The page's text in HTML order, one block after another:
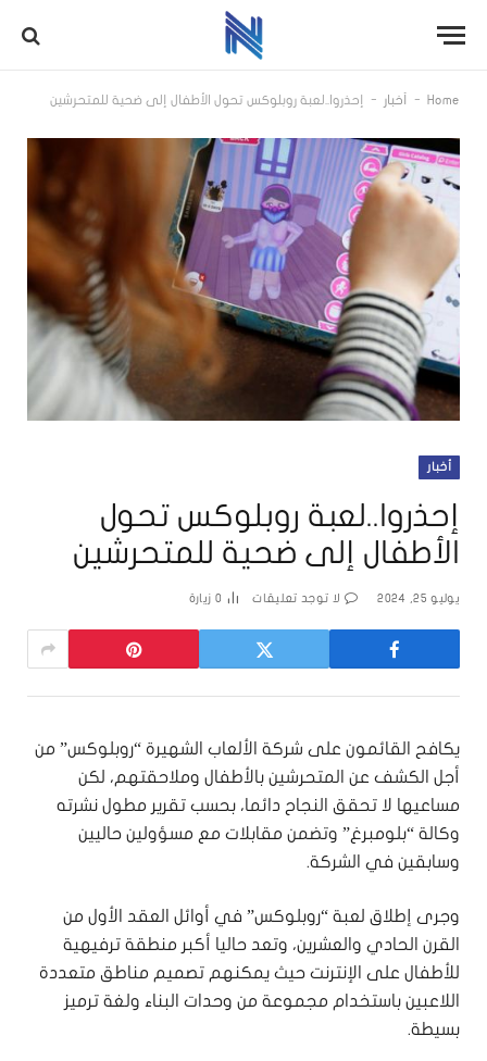
Home
- أخبار - إحذروا..لعبة روبلوكس تحول الأطفال إلى ضحية للمتحرشين
أخبار
إحذروا..لعبة روبلوكس تحول
الأطفال إلى ضحية للمتحرشين
يوليو 25, 2024 لا توجد تعليقات 0 زيارة
يكافح القائمون على شركة الألعاب الشهيرة “روبلوكس” من
أجل الكشف عن المتحرشين بالأطفال وملاحقتهم، لكن
مساعيها لا تحقق النجاح دائما، بحسب تقرير مطول نشرته
وكالة “بلومبرغ” وتضمن مقابلات مع مسؤولين حاليين
وسابقين في الشركة.
وجرى إطلاق لعبة “روبلوكس” في أوائل العقد الأول من
القرن الحادي والعشرين، وتعد حاليا أكبر منطقة ترفيهية
للأطفال على الإنترنت حيث يمكنهم تصميم مناطق متعددة
اللاعبين باستخدام مجموعة من وحدات البناء ولغة ترميز
بسيطة.